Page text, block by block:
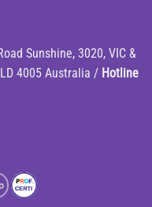
Sunshine, 3020, VIC &
4005 Australia / Hotline